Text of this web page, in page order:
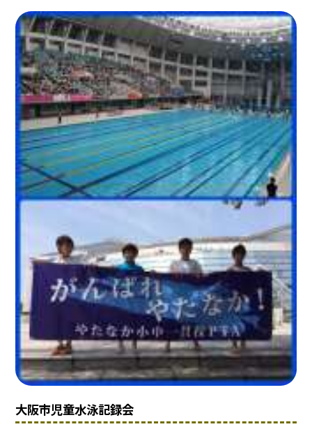
大阪市児童水泳記録会